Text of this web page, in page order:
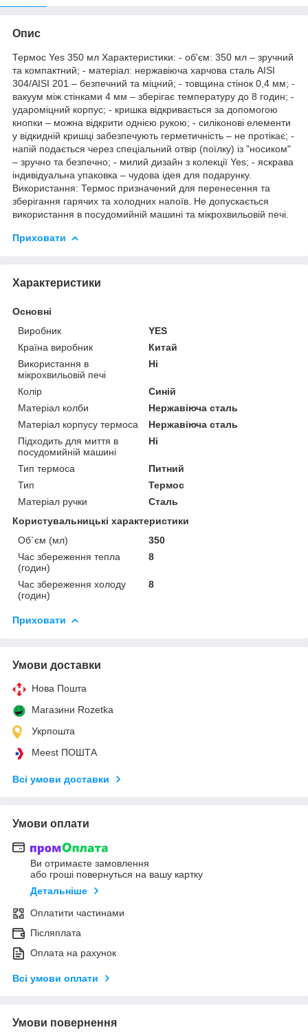
Опис
Термос Yes 350 мл Характеристики: - об'єм: 350 мл – зручний
та компактний; - матеріал: нержавіюча харчова сталь AISI
304/AISI 201 – безпечний та міцний; - товщина стінок 0,4 мм; -
вакуум між стінками 4 мм – зберігає температуру до 8 годин; -
удароміцний корпус; - кришка відкривається за допомогою
кнопки – можна відкрити однією рукою; - силіконові елементи
у відкидній кришці забезпечують герметичність – не протікає; -
напій подається через спеціальний отвір (поїлку) із "носиком"
– зручно та безпечно; - милий дизайн з колекції Yes; - яскрава
індивідуальна упаковка – чудова ідея для подарунку.
Використання: Термос призначений для перенесення та
зберігання гарячих та холодних напоїв. Не допускається
використання в посудомийній машині та мікрохвильовій печі.
Приховати
Характеристики
Основні
Виробник
YES
Країна виробник
Китай
Використання в
мікрохвильовій печі
Ні
Колір
Синій
Матеріал колби
Нержавіюча сталь
Матеріал корпусу термоса
Нержавіюча сталь
Підходить для миття в
посудомийній машині
Ні
Тип термоса
Питний
Тип
Термос
Матеріал ручки
Сталь
Користувальницькі характеристики
Об`єм (мл)
350
Час збереження тепла
(годин)
8
Час збереження холоду
(годин)
8
Приховати
Умови доставки
Нова Пошта
Магазини Rozetka
Укрпошта
Meest ПОШТА
Всі умови доставки
Умови оплати
Ви отримаєте замовлення
або гроші повернуться на вашу картку
Детальніше
Оплатити частинами
Післяплата
Оплата на рахунок
Всі умови оплати
Умови повернення